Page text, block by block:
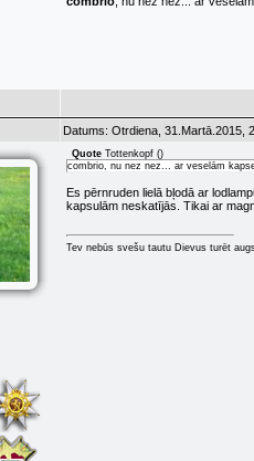
Datums: Otrdiena, 31.Martā.2015,
Quote Tottenkopf ()
combrio, nu nez nez... ar veselām
Es pērnruden lielā bļodā ar
kapsulām neskatījās. Tikai ar
Tev nebūs svešu tautu Dievus turēt